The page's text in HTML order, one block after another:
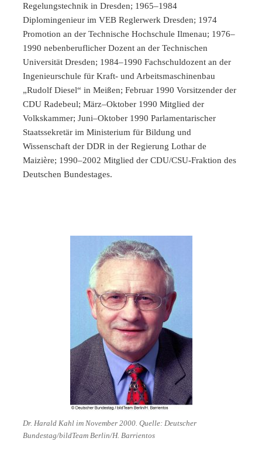
Regelungstechnik in Dresden; 1965–1984
Diplomingenieur im VEB Reglerwerk Dresden; 1974
Promotion an der Technische Hochschule Ilmenau; 1976–
1990 nebenberuflicher Dozent an der Technischen
Universität Dresden; 1984–1990 Fachschuldozent an der
Ingenieurschule für Kraft- und Arbeitsmaschinenbau
„Rudolf Diesel“ in Meißen; Februar 1990 Vorsitzender der
CDU Radebeul; März–Oktober 1990 Mitglied der
Volkskammer; Juni–Oktober 1990 Parlamentarischer
Staatssekretär im Ministerium für Bildung und
Wissenschaft der DDR in der Regierung Lothar de
Maizière; 1990–2002 Mitglied der CDU/CSU-Fraktion des
Deutschen Bundestages.
Dr. Harald Kahl im November 2000. Quelle: Deutscher
Bundestag/bildTeam Berlin/H. Barrientos